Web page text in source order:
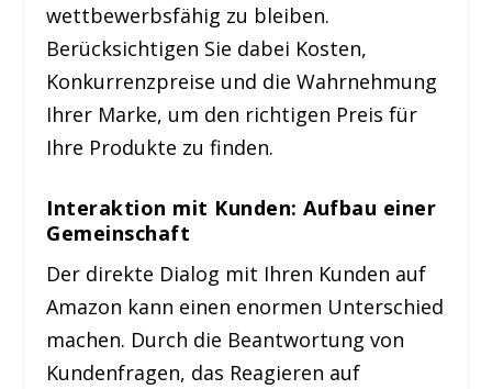
wettbewerbsfähig zu bleiben.
Berücksichtigen Sie dabei Kosten,
Konkurrenzpreise und die Wahrnehmung
Ihrer Marke, um den richtigen Preis für
Ihre Produkte zu finden.
Interaktion mit Kunden: Aufbau einer
Gemeinschaft
Der direkte Dialog mit Ihren Kunden auf
Amazon kann einen enormen Unterschied
machen. Durch die Beantwortung von
Kundenfragen, das Reagieren auf